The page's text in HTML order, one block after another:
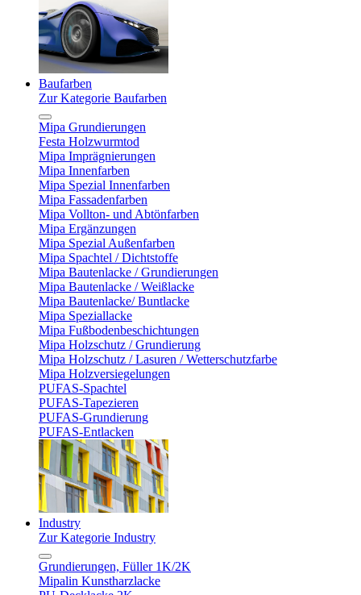
Baufarben
Zur Kategorie Baufarben
Mipa Grundierungen
Festa Holzwurmtod
Mipa Imprägnierungen
Mipa Innenfarben
Mipa Spezial Innenfarben
Mipa Fassadenfarben
Mipa Vollton- und Abtönfarben
Mipa Ergänzungen
Mipa Spezial Außenfarben
Mipa Spachtel / Dichtstoffe
Mipa Bautenlacke / Grundierungen
Mipa Bautenlacke / Weißlacke
Mipa Bautenlacke/ Buntlacke
Mipa Speziallacke
Mipa Fußbodenbeschichtungen
Mipa Holzschutz / Grundierung
Mipa Holzschutz / Lasuren / Wetterschutzfarbe
Mipa Holzversiegelungen
PUFAS-Spachtel
PUFAS-Tapezieren
PUFAS-Grundierung
PUFAS-Entlacken
Industry
Zur Kategorie Industry
Grundierungen, Füller 1K/2K
Mipalin Kunstharzlacke